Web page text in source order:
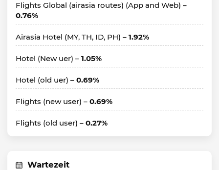
Flights Global (airasia routes) (App and Web) –
0.76%
Airasia Hotel (MY, TH, ID, PH) – 1.92%
Hotel (New uer) – 1.05%
Hotel (old uer) – 0.69%
Flights (new user) – 0.69%
Flights (old user) – 0.27%
Wartezeit